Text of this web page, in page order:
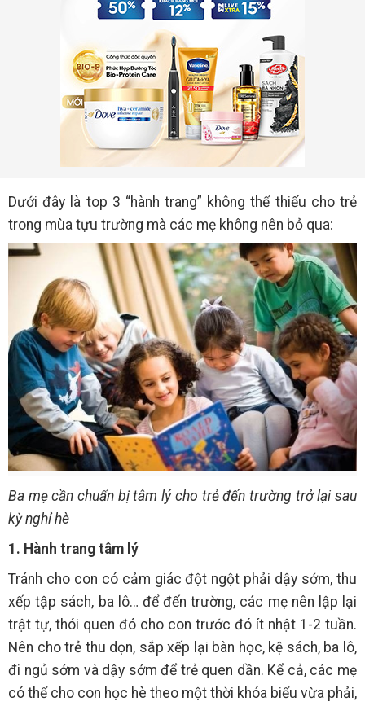
Dưới đây là top 3 “hành trang” không thể thiếu cho trẻ
trong mùa tựu trường mà các mẹ không nên bỏ qua:
Ba mẹ cần chuẩn bị tâm lý cho trẻ đến trường trở lại sau
kỳ nghỉ hè
1. Hành trang tâm lý
Tránh cho con có cảm giác đột ngột phải dậy sớm, thu
xếp tập sách, ba lô… để đến trường, các mẹ nên lập lại
trật tự, thói quen đó cho con trước đó ít nhật 1-2 tuần.
Nên cho trẻ thu dọn, sắp xếp lại bàn học, kệ sách, ba lô,
đi ngủ sớm và dậy sớm để trẻ quen dần. Kể cả, các mẹ
có thể cho con học hè theo một thời khóa biểu vừa phải,